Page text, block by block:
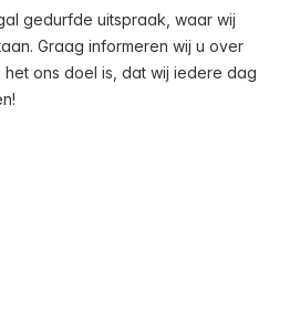
gedurfde uitspraak, waar wij
Graag informeren wij u over
ons doel is, dat wij iedere dag